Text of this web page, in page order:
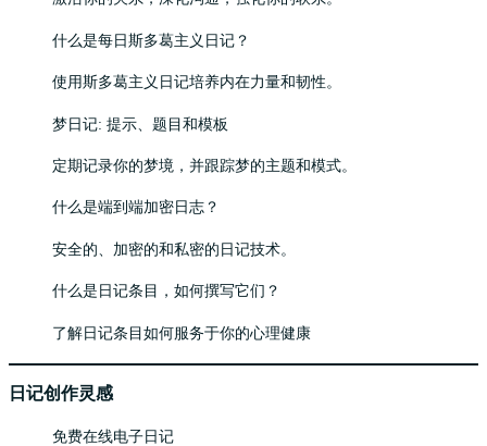
什么是每日斯多葛主义日记？
使用斯多葛主义日记培养内在力量和韧性。
梦日记: 提示、题目和模板
定期记录你的梦境，并跟踪梦的主题和模式。
什么是端到端加密日志？
安全的、加密的和私密的日记技术。
什么是日记条目，如何撰写它们？
了解日记条目如何服务于你的心理健康
日记创作灵感
免费在线电子日记